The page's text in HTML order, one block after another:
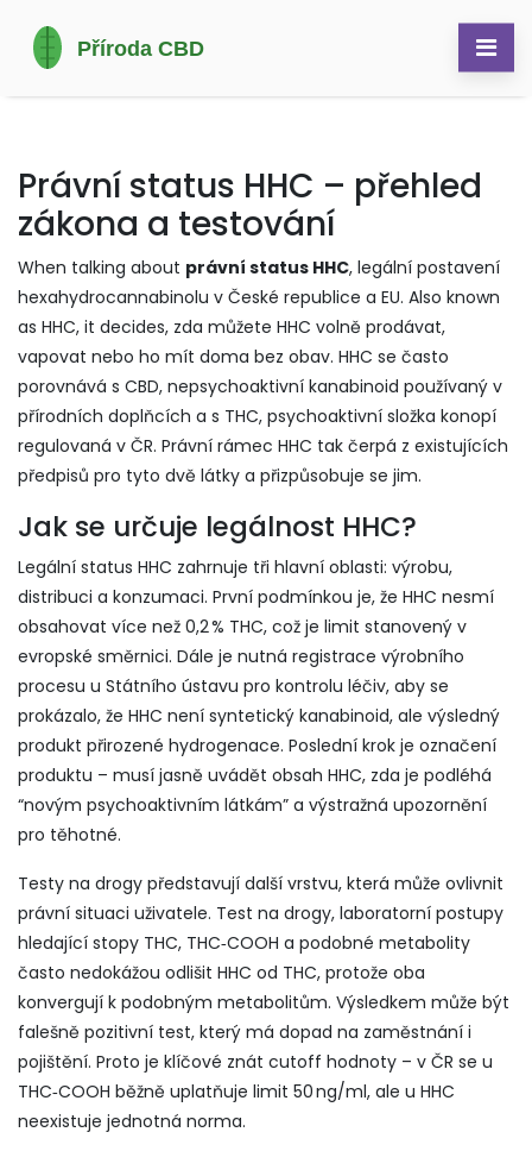
Právní status HHC – přehled
zákona a testování
When talking about právní status HHC, legální postavení
hexahydrocannabinolu v České republice a EU. Also known
as HHC, it decides, zda můžete HHC volně prodávat,
vapovat nebo ho mít doma bez obav. HHC se často
porovnává s CBD, nepsychoaktivní kanabinoid používaný v
přírodních doplňcích a s THC, psychoaktivní složka konopí
regulovaná v ČR. Právní rámec HHC tak čerpá z existujících
předpisů pro tyto dvě látky a přizpůsobuje se jim.
Jak se určuje legálnost HHC?
Legální status HHC zahrnuje tři hlavní oblasti: výrobu,
distribuci a konzumaci. První podmínkou je, že HHC nesmí
obsahovat více než 0,2 % THC, což je limit stanovený v
evropské směrnici. Dále je nutná registrace výrobního
procesu u Státního ústavu pro kontrolu léčiv, aby se
prokázalo, že HHC není syntetický kanabinoid, ale výsledný
produkt přirozené hydrogenace. Poslední krok je označení
produktu – musí jasně uvádět obsah HHC, zda je podléhá
“novým psychoaktivním látkám” a výstražná upozornění
pro těhotné.
Testy na drogy představují další vrstvu, která může ovlivnit
právní situaci uživatele. Test na drogy, laboratorní postupy
hledající stopy THC, THC‑COOH a podobné metabolity
často nedokážou odlišit HHC od THC, protože oba
konvergují k podobným metabolitům. Výsledkem může být
falešně pozitivní test, který má dopad na zaměstnání i
pojištění. Proto je klíčové znát cutoff hodnoty – v ČR se u
THC‑COOH běžně uplatňuje limit 50 ng/ml, ale u HHC
neexistuje jednotná norma.